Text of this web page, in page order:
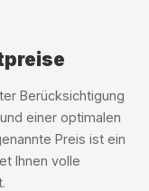
Berücksichtigung
einer optimalen
Preis ist ein
Ihnen volle